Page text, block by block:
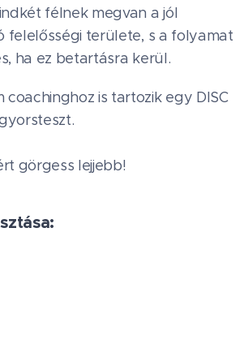
félnek megvan a jól
felelősségi területe, s a folyamat
ha ez betartásra kerül.
is tartozik egy DISC
görgess lejjebb!